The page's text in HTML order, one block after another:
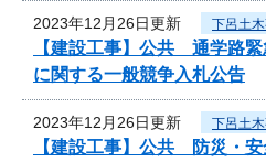
2023年12月26日更新 下呂土
【建設工事】公共 通学路
に関する一般競争入札公告
2023年12月26日更新 下呂土
【建設工事】公共 防災・安